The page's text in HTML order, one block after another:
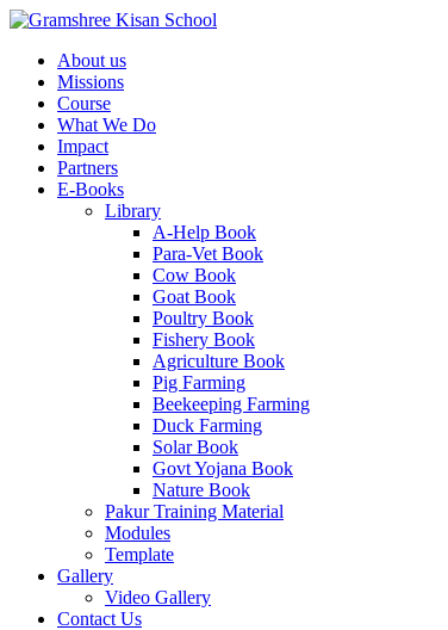
About us
Missions
Course
What We Do
Impact
Partners
E-Books
Library
A-Help Book
Para-Vet Book
Cow Book
Goat Book
Poultry Book
Fishery Book
Agriculture Book
Pig Farming
Beekeeping Farming
Duck Farming
Solar Book
Govt Yojana Book
Nature Book
Pakur Training Material
Modules
Template
Gallery
Video Gallery
Contact Us